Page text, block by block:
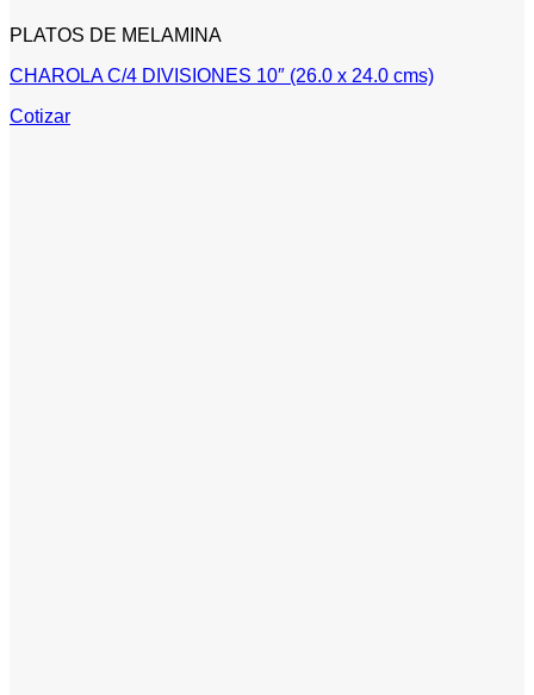
PLATOS DE MELAMINA
CHAROLA C/4 DIVISIONES 10″ (26.0 x 24.0 cms)
Cotizar